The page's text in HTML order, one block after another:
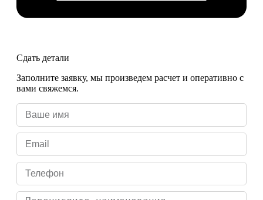
Сдать детали
Заполните заявку, мы произведем расчет и оперативно с
вами свяжемся.